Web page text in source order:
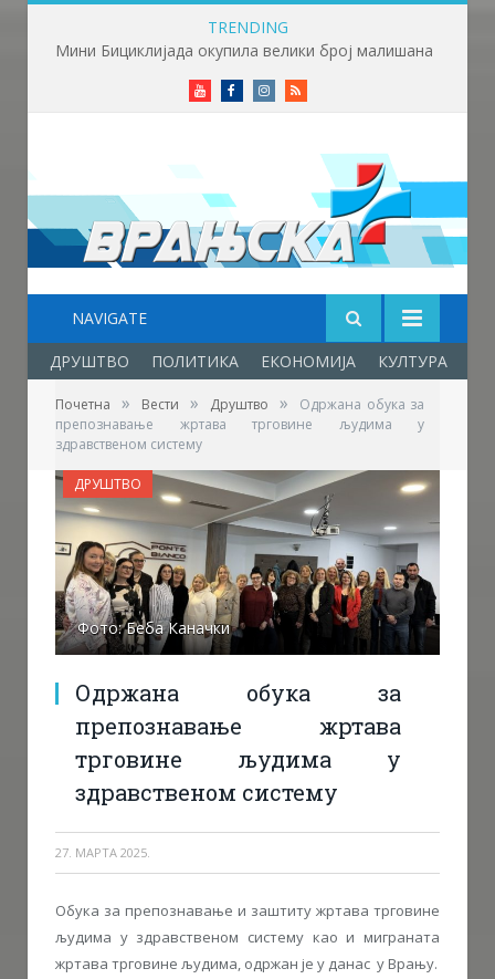
TRENDING
Фестивал фолклора у Врањској Бањи – празник младости, културе, традиције и пријатељства
YoutubeFacebookInstagram
RSS
NAVIGATE
ДРУШТВО ПОЛИТИКА ЕКОНОМИЈА КУЛТУРА
Почетна » Вести » Друштво »
Одржана обука за
препознавање жртава трговине људима у
здравственом систему
Фото: Беба Каначки
Одржана обука за
препознавање жртава
трговине људима у
здравственом систему
27. МАРТА 2025.
ДРУШТВО
Обука за препознавање и заштиту жртава трговине
људима у здравственом систему као и миграната
жртава трговине људима, одржан је у данас у Врању.